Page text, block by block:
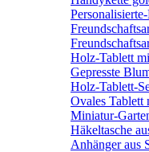
Holz-Tablett
Gepresste
Holz-Tablett-
Ovales Tablett
Miniatur-
Häkeltasche
Anhänger aus